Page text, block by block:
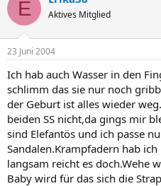
E Aktives Mitglied
23 Juni 2004
Ich hab auch Wasser in den
schlimm das sie nur noch
der Geburt ist alles wieder
beiden SS nicht,da gings mir
sind Elefantös und ich passe
Sandalen.Krampfadern hab
langsam reicht es doch.Wehe
Baby wird für das sich die